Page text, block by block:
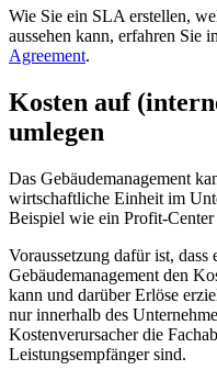
Wie Sie ein SLA erstellen,
aussehen kann, erfahren Sie
Agreement.
Kosten auf
umlegen
Das Gebäudemanagement
wirtschaftliche Einheit im
Beispiel wie ein Profit-Center
Voraussetzung dafür ist, dass
Gebäudemanagement den
kann und darüber Erlöse
nur innerhalb des
Kostenverursacher die
Leistungsempfänger sind.